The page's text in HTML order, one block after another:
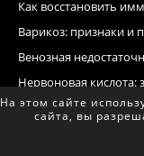
Как восстановить
Варикоз: признаки и
Венозная
Нервоновая кислота:
Информация
На этом сайте
сайта, вы